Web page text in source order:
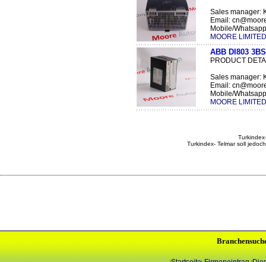
Sales manager:
Email:
Mobile/
MOORE LIMITED
ABB DI803
PRODUCT
Sales manager:
Email:
Mobile/
MOORE LIMITED
Turkindex- Telmar soll